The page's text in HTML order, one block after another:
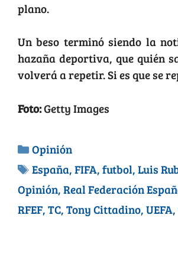
plano.
Un beso terminó siendo la
hazaña deportiva, que quién
volverá a repetir. Si es que se
Foto:Getty Images
Opinión
España,FIFA,futbol,Luis
Opinión, Real Federación
RFEF, TC, Tony Cittadino, UEFA,